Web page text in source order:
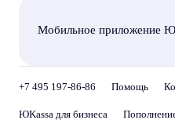
Мобильное приложение
+7 495 197-86-86 Помощь
ЮKassa для бизнеса